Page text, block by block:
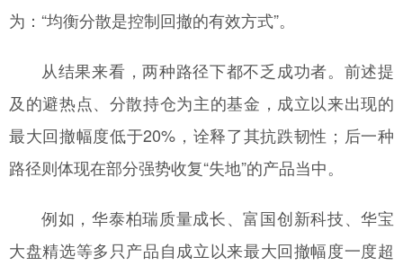
为：“均衡分散是控制回撤的有效方式”。
从结果来看，两种路径下都不乏成功者。前述提
及的避热点、分散持仓为主的基金，成立以来出现的
最大回撤幅度低于20%，诠释了其抗跌韧性；后一种
路径则体现在部分强势收复“失地”的产品当中。
例如，华泰柏瑞质量成长、富国创新科技、华宝
大盘精选等多只产品自成立以来最大回撤幅度一度超